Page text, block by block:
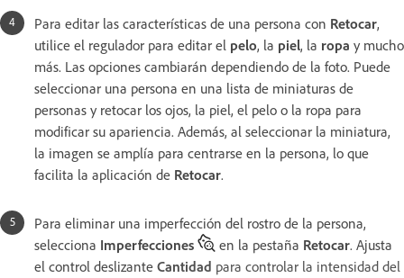
Para editar las características de una persona con Retocar,
utilice el regulador para editar el pelo, la piel, la ropa y mucho
más. Las opciones cambiarán dependiendo de la foto. Puede
seleccionar una persona en una lista de miniaturas de
personas y retocar los ojos, la piel, el pelo o la ropa para
modificar su apariencia. Además, al seleccionar la miniatura,
la imagen se amplía para centrarse en la persona, lo que
facilita la aplicación de Retocar.
Para eliminar una imperfección del rostro de la persona,
selecciona Imperfecciones en la pestaña Retocar. Ajusta
el control deslizante Cantidad para controlar la intensidad del